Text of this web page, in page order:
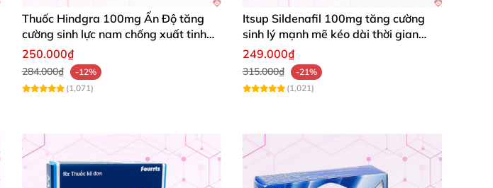
Thuốc Hindgra 100mg Ấn Độ tăng
cường sinh lực nam chống xuất tinh
sớm mua ngay
250.000₫
284.000₫
-12%
(1,071)
Itsup Sildenafil 100mg tăng cường
sinh lý mạnh mẽ kéo dài thời gian
nam
249.000₫
315.000₫
-21%
(1,021)